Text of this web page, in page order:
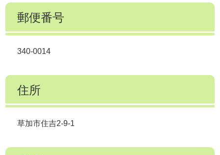
郵便番号
340-0014
住所
草加市住吉2-9-1